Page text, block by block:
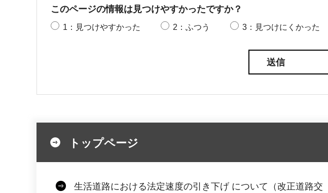
このページの情報は見つけやすかったですか？
1：見つけやすかった 2：ふつう 3：見つけにくかった
トップページ
生活道路における法定速度の引き下げ について（改正道路交